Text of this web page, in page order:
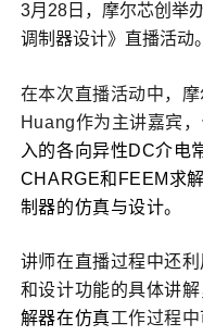
3月28日，摩尔芯创举
调制器设计》直播活动。
在本次直播活动中，
Huang作为主讲嘉宾，
入的各向异性DC介电
CHARGE和FEEM求
制器的仿真与设计。
讲师在直播过程中还利
和设计功能的具体讲
解器在仿真工作过程